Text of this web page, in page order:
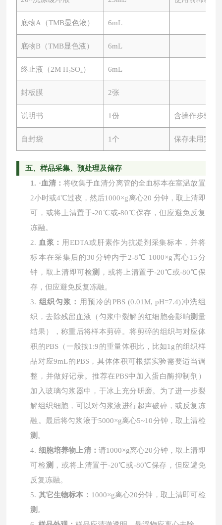
底物A（TMB显色液） 6mL
底物B（TMB显色液） 6mL
终止液（2M H₂SO₄） 6mL
封板膜 2张
说明书 1份 含操作步骤及
自封袋 1个 保存未用完板
五、样品采集、预处理及储存
1. ·血清： 将收集于血清分离管的全血标本在室温放置
2小时或4℃过夜，然后1000×g离心20 分钟，取上清即
可，或将上清置于-20℃或-80℃保存，但应避免反复
冻融。
2. 血浆： 用 EDTA或肝素作为抗凝剂采集标本，并将
标本在采集后的30分钟内于2-8℃ 1000×g离心15分
钟，取上清即可检测
，或将上清置于-20℃或-80℃保
存，但应避免反复冻融。
3. 组织匀浆： 用预冷的PBS (0.01M, pH=7.4)冲洗组
织，去除残留血液（匀浆中裂解的红细胞会影响测 量
结果），称重后将样本剪碎。将剪碎的组织与对应体
积的PBS（一般按1:9的重量体积比，比如1g的组织样
品对应9mL的PBS，具体体积可根据实验需要适当调
整，并做好记录。推荐在PBS中加入蛋白酶抑制剂）
加入玻璃匀浆器中，于冰上充分研磨。为了进一步裂
解组织细胞，可以对匀浆液进行超声破碎，或反复冻
融。最后将匀浆液于5000×g离心5~10分钟，取上清检
测 。
4. 细胞培养物上清： 请1000×g离心20分钟，取上清即
可检测
，或将上清置于-20℃或-80℃保存，但应避免
反复冻融。
5. 其它生物标本： 1000×g离心20分钟，取上清即可检
测 。